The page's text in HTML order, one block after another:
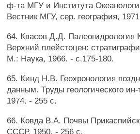
ф-та МГУ и Института
Вестник МГУ, сер. география,
64. Квасов Д.Д. Палеогидрология
Верхний плейстоцен:
М.: Наука, 1966. - с.175-180.
65. Кинд Н.В. Геохронология
данным. Труды геологического
1974. - 255 с.
66. Ковда В.А. Почвы
СССР, 1950. - 256 с.